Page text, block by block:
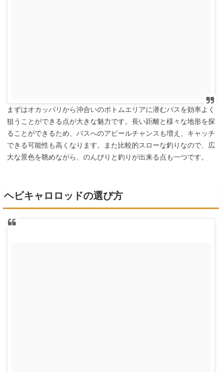
まずはオカッパリから沖合いのボトムエリアに潜むバスを効率よく
狙うことができる点が大きな魅力です。長い距離と様々な地形を探
ることができるため、バスへのアピールチャンスも増え、キャッチ
できる可能性も高くなります。また比較的スローな釣りなので、広
大な景色を眺めながら、のんびりと釣りが出来る点も一つです。
ヘビキャロロッドの選び方